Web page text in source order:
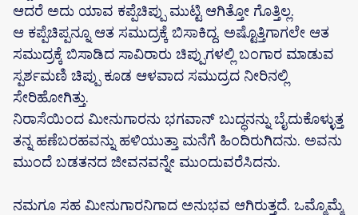
ಆದರೆ ಅದು ಯಾವ ಕಪ್ಪೆಚಿಪ್ಪು ಮುಟ್ಟಿ ಆಗಿತ್ತೋ ಗೊತ್ತಿಲ್ಲ.
ಆ ಕಪ್ಪೆಚಿಪ್ಪನ್ನೂ ಆತ ಸಮುದ್ರಕ್ಕೆ ಬಿಸಾಕಿದ್ದ. ಅಷ್ಟೊತ್ತಿಗಾಗಲೇ ಆತ
ಸಮುದ್ರಕ್ಕೆ ಬಿಸಾಡಿದ ಸಾವಿರಾರು ಚಿಪ್ಪುಗಳಲ್ಲಿ ಬಂಗಾರ ಮಾಡುವ
ಸ್ಪರ್ಶಮಣಿ ಚಿಪ್ಪು ಕೂಡ ಆಳವಾದ ಸಮುದ್ರದ ನೀರಿನಲ್ಲಿ
ಸೇರಿಹೋಗಿತ್ತು.
ನಿರಾಸೆಯಿಂದ ಮೀನುಗಾರನು ಭಗವಾನ್ ಬುದ್ಧನನ್ನು ಬೈದುಕೊಳ್ಳುತ್ತ
ತನ್ನ ಹಣೆಬರಹವನ್ನು ಹಳಿಯುತ್ತಾ ಮನೆಗೆ ಹಿಂದಿರುಗಿದನು. ಅವನು
ಮುಂದೆ ಬಡತನದ ಜೀವನವನ್ನೇ ಮುಂದುವರೆಸಿದನು.
ನಮಗೂ ಸಹ ಮೀನುಗಾರನಿಗಾದ ಅನುಭವ ಆಗಿರುತ್ತದೆ. ಒಮ್ಮೊಮ್ಮೆ